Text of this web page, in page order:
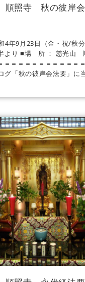
順照寺 秋の彼岸
年9月23日（金・祝/秋
より ■場 所 ： 慈光山
＝＝＝＝＝＝＝＝＝＝＝
グ「秋の彼岸会法要」に